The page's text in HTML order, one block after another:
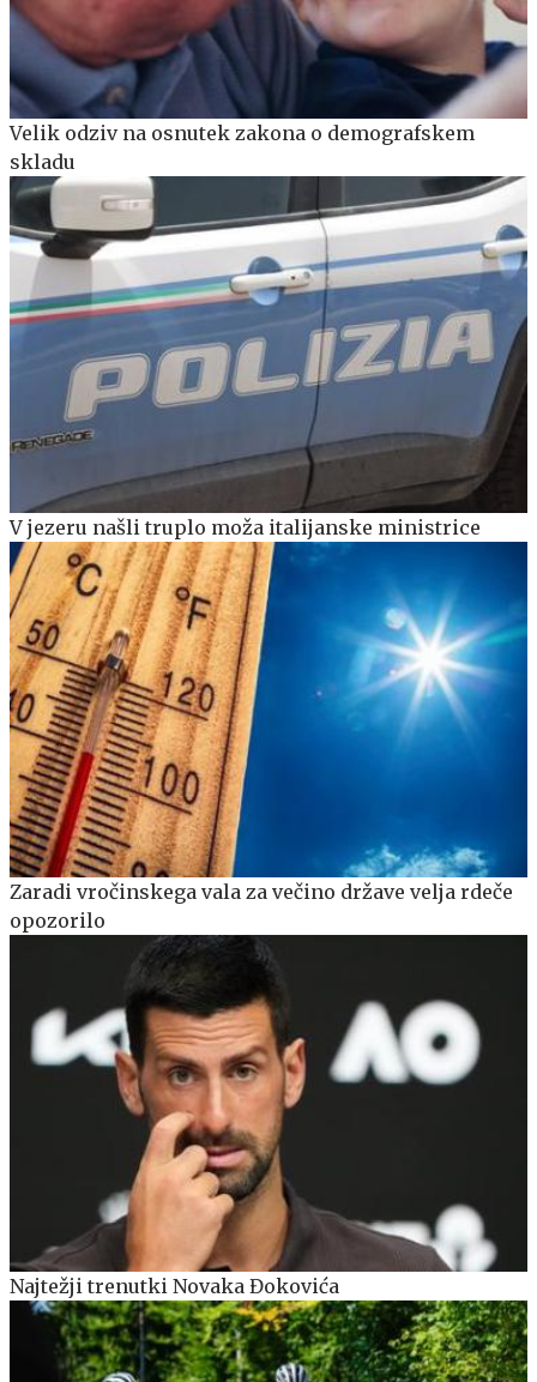
Velik odziv na osnutek zakona o demografskem
skladu
V jezeru našli truplo moža italijanske ministrice
Zaradi vročinskega vala za večino države velja rdeče
opozorilo
Najtežji trenutki Novaka Đokovića